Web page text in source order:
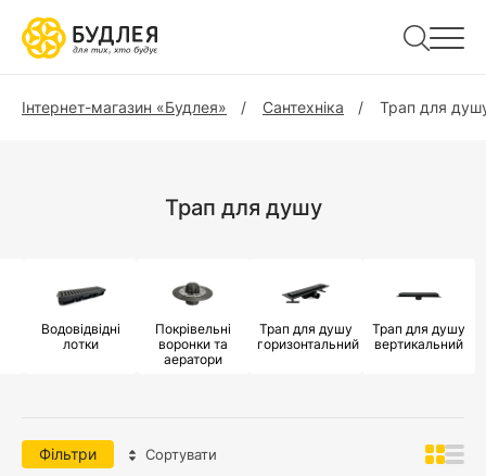
Інтернет-магазин «Будлея» Сантехніка Трап для
Трап для душу
Водовідвідні
лотки
Покрівельні
воронки та
аератори
Трап для душу
горизонтальний
Трап для душу
вертикальний
Фільтри Сортувати